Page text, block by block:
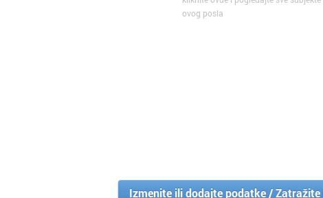
ovog posla
Izmenite ili dodajte podatke / Zatražite